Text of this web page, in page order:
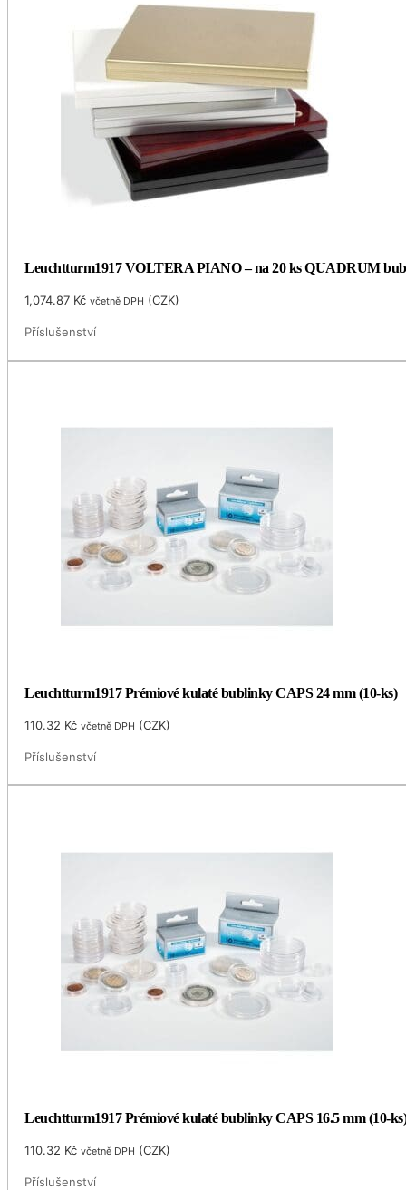
Leuchtturm1917 VOLTERA PIANO – na 20 ks QUADRUM
1,074.87 Kč včetně DPH (CZK)
Příslušenství
Leuchtturm1917 Prémiové kulaté bublinky CAPS 24 mm (10-ks)
110.32 Kč včetně DPH (CZK)
Příslušenství
Leuchtturm1917 Prémiové kulaté bublinky CAPS 16.5 mm (10-
110.32 Kč včetně DPH (CZK)
Příslušenství